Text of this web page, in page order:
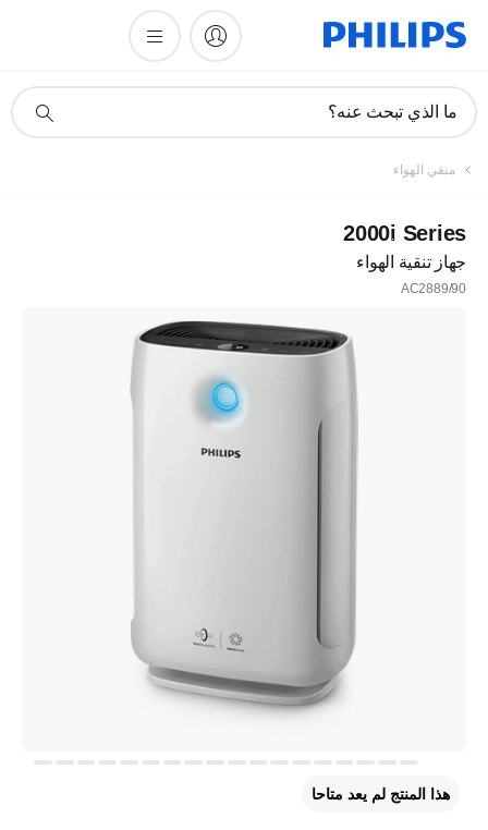
دعم
ما الذي تبحث عنه؟
منقي الهواء
2000i Series
جهاز تنقية الهواء
AC2889/90
هذا المنتج لم يعد متاحا